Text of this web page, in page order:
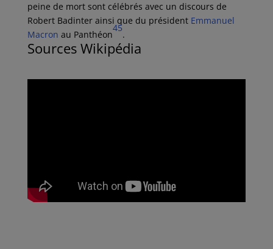
peine de mort sont célébrés avec un discours de
Robert Badinter ainsi que du président Emmanuel
Macron au Panthéon
45
.
Sources Wikipédia